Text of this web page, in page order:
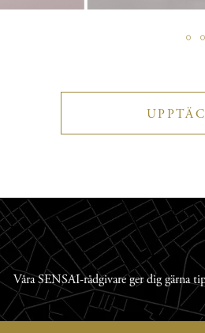
Våra SENSAI-rådgivare ger dig gärna